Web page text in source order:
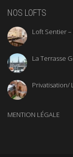
NOS LOFTS
Loft Sentier
La Terrasse
Privatisation/
MENTION LÉGALE